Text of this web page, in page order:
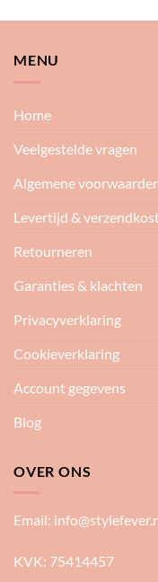
MENU
Home
Veelgestelde vragen
Algemene
Levertijd &
Retourneren
Garanties & klachten
Privacyverklaring
Cookieverklaring
Account gegevens
Blog
OVER ONS
Email:
KVK: 75414457